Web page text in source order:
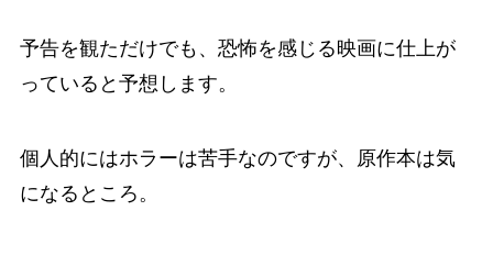
予告を観ただけでも、恐怖を感じる映画に仕上が
っていると予想します。
個人的にはホラーは苦手なのですが、原作本は気
になるところ。